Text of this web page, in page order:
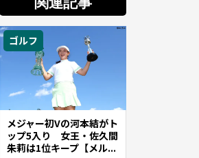
ゴルフ
メジャー初Vの河本結がト
ップ5入り 女王・佐久間
朱莉は1位キープ【メル...